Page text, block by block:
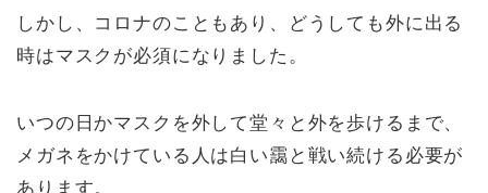
しかし、コロナのこともあり、どうしても外に出る
時はマスクが必須になりました。
いつの日かマスクを外して堂々と外を歩けるまで、
メガネをかけている人は白い靄と戦い続ける必要が
あります。